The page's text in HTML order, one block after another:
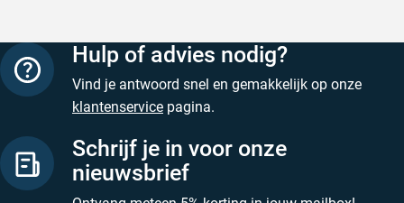
Hulp of advies nodig?
Vind je antwoord snel en gemakkelijk op onze
klantenservice pagina.
Schrijf je in voor onze
nieuwsbrief